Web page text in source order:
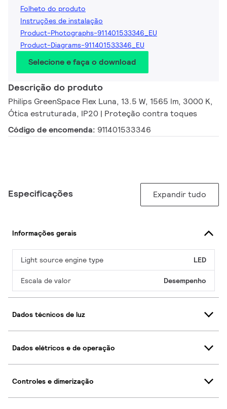
Folheto do produto
Instruções de instalação
Product-Photographs-911401533346_EU
Product-Diagrams-911401533346_EU
Selecione e faça o download
Descrição do produto
Philips GreenSpace Flex Luna, 13.5 W, 1565 lm, 3000 K,
Ótica estruturada, IP20 | Proteção contra toques
Código de encomenda: 911401533346
Especificações Expandir tudo
Informações gerais
Light source engine type LED
Escala de valor Desempenho
Dados técnicos de luz
Dados elétricos e de operação
Controles e dimerização